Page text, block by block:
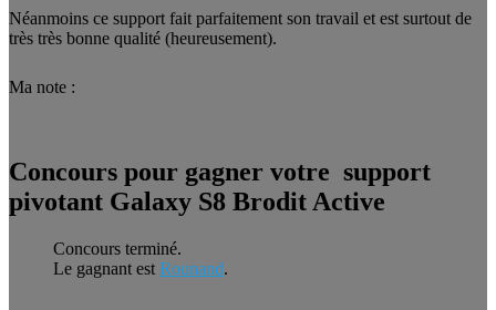
Néanmoins ce support fait parfaitement son travail et est surtout de
très très bonne qualité (heureusement).
Ma note :
Concours pour gagner votre support
pivotant Galaxy S8 Brodit Active
Concours terminé.
Le gagnant est Rounand.